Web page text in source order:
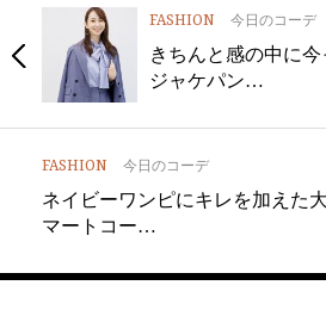
FASHION 今日のコーデ
きちんと感の中に
ジャケパン…
FASHION 今日のコーデ
ネイビーワンピにキレを加えた
マートコー…